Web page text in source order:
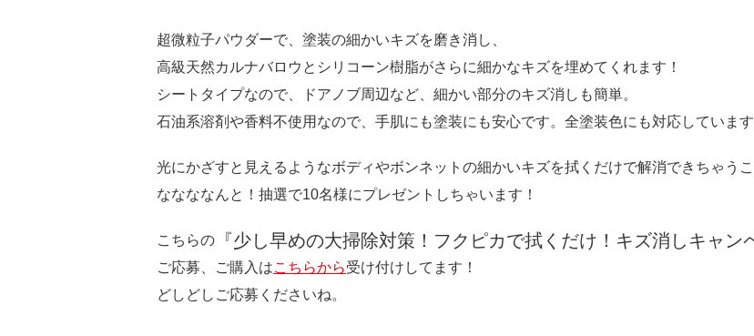
超微粒子パウダーで、塗装の細かいキズを磨き消し、
高級天然カルナバロウとシリコーン樹脂がさらに細かなキズを埋めてくれます！
シートタイプなので、ドアノブ周辺など、細かい部分のキズ消しも簡単。
石油系溶剤や香料不使用なので、手肌にも塗装にも安心です。全塗装色にも対応しています
光にかざすと見えるようなボディやボンネットの細かいキズを拭くだけで解消できちゃうこ
ななななんと！抽選で10名様にプレゼントしちゃいます！
こちらの 『少し早めの大掃除対策！フクピカで拭くだけ！キズ消しキャン
ご応募、ご購入はこちらから受け付けしてます！
どしどしご応募くださいね。